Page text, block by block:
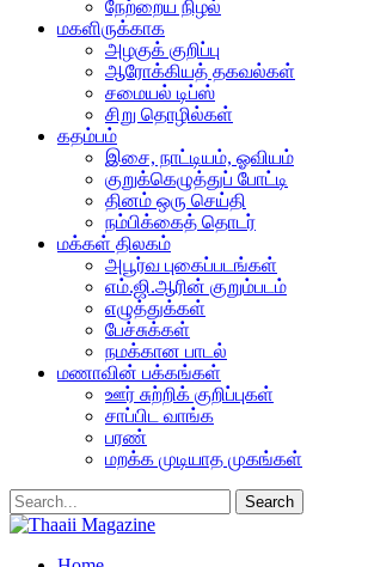
நேற்றைய நிழல்
மகளிருக்காக
அழகுக் குறிப்பு
ஆரோக்கியத் தகவல்கள்
சமையல் டிப்ஸ்
சிறு தொழில்கள்
கதம்பம்
இசை, நாட்டியம், ஓவியம்
குறுக்கெழுத்துப் போட்டி
தினம் ஒரு செய்தி
நம்பிக்கைத் தொடர்
மக்கள் திலகம்
அபூர்வ புகைப்படங்கள்
எம்.ஜி.ஆரின் குறும்படம்
எழுத்துக்கள்
பேச்சுக்கள்
நமக்கான பாடல்
மணாவின் பக்கங்கள்
ஊர் சுற்றிக் குறிப்புகள்
சாப்பிட வாங்க
பரண்
மறக்க முடியாத முகங்கள்